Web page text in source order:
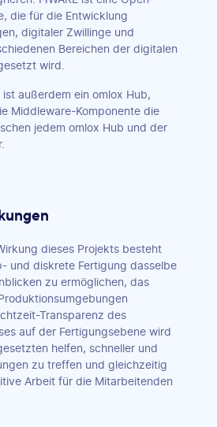
die für die Entwicklung
digitaler Zwillinge und
Bereichen der digitalen
wird.
außerdem ein omlox Hub,
Middleware-Komponente die
jedem omlox Hub und der
dieses Projekts besteht
und diskrete Fertigung dasselbe
zu ermöglichen, das
Transparenz des
auf der Fertigungsebene wird
helfen, schneller und
zu treffen und gleichzeitig
Arbeit für die Mitarbeitenden